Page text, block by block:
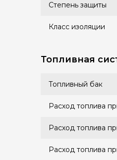
Степень защиты
Класс изоляции
Топливная
Топливный бак
Расход топлива
Расход топлива
Расход топлива